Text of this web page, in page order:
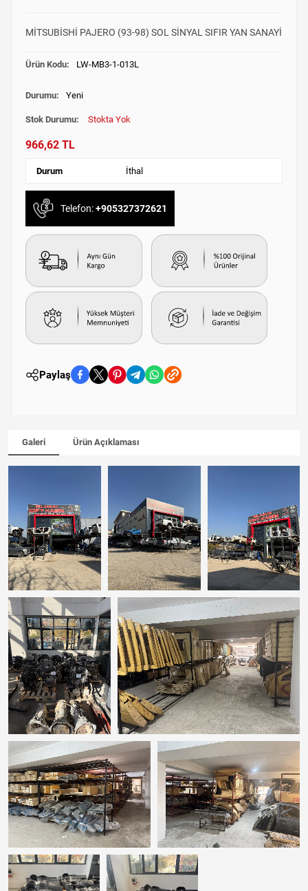
MİTSUBİSHİ PAJERO (93-98) SOL SİNYAL SIFIR YAN SANAYİ
Ürün Kodu: LW-MB3-1-013L
Durumu: Yeni
Stok Durumu: Stokta Yok
966,62 TL
Durum İthal
Telefon:+905327372621
Paylaş
Galeri Ürün Açıklaması